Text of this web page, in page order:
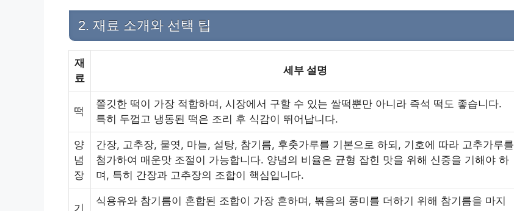
2. 재료 소개와 선택 팁
재
료
세부 설명
떡
쫄깃한 떡이 가장 적합하며, 시장에서 구할 수 있는 쌀떡뿐만 아니라 즉석 떡도 좋습니다.
특히 두껍고 냉동된 떡은 조리 후 식감이 뛰어납니다.
양
념
장
간장, 고추장, 물엿, 마늘, 설탕, 참기름, 후춧가루를 기본으로 하되, 기호에 따라 고추가루를
첨가하여 매운맛 조절이 가능합니다. 양념의 비율은 균형 잡힌 맛을 위해 신중을 기해야 하
며, 특히 간장과 고추장의 조합이 핵심입니다.
기
식용유와 참기름이 혼합된 조합이 가장 흔하며, 볶음의 풍미를 더하기 위해 참기름을 마지